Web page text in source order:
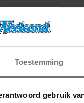
Toestemming
gebruik